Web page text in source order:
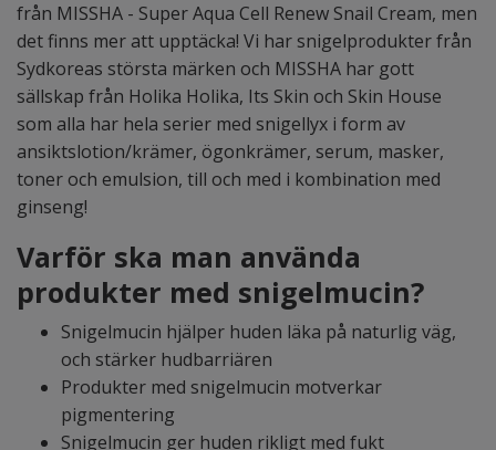
från MISSHA - Super Aqua Cell Renew Snail Cream, men
det finns mer att upptäcka! Vi har snigelprodukter från
Sydkoreas största märken och MISSHA har gott
sällskap från Holika Holika, Its Skin och Skin House
som alla har hela serier med snigellyx i form av
ansiktslotion/krämer, ögonkrämer, serum, masker,
toner och emulsion, till och med i kombination med
ginseng!
Varför ska man använda
produkter med snigelmucin?
Snigelmucin hjälper huden läka på naturlig väg,
och stärker hudbarriären
Produkter med snigelmucin motverkar
pigmentering
Snigelmucin ger huden rikligt med fukt